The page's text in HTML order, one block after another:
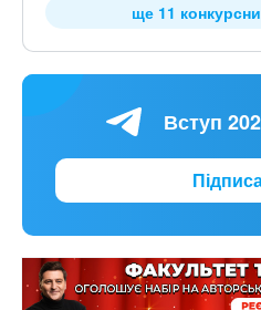
ще 11
Вступ